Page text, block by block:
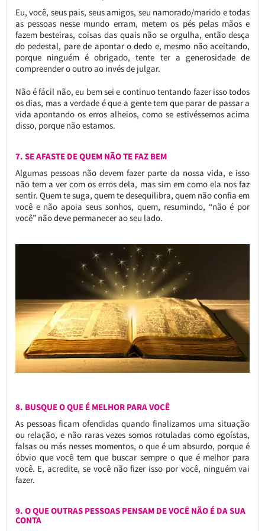
Eu, você, seus pais, seus amigos, seu namorado/marido e todas
as pessoas nesse mundo erram, metem os pés pelas mãos e
fazem besteiras, coisas das quais não se orgulha, então desça
do pedestal, pare de apontar o dedo e, mesmo não aceitando,
porque ninguém é obrigado, tente ter a generosidade de
compreender o outro ao invés de julgar.
Não é fácil não, eu bem sei e continuo tentando fazer isso todos
os dias, mas a verdade é que a gente tem que parar de passar a
vida apontando os erros alheios, como se estivéssemos acima
disso, porque não estamos.
7. SE AFASTE DE QUEM NÃO TE FAZ BEM
Algumas pessoas não devem fazer parte da nossa vida, e isso
não tem a ver com os erros dela, mas sim em como ela nos faz
sentir. Quem te suga, quem te desequilibra, quem não confia em
você e não apoia seus sonhos, quem, resumindo, “não é por
você” não deve permanecer ao seu lado.
8. BUSQUE O QUE É MELHOR PARA VOCÊ
As pessoas ficam ofendidas quando finalizamos uma situação
ou relação, e não raras vezes somos rotuladas como egoístas,
falsas ou más nesses momentos, o que é um absurdo, porque é
óbvio que você tem que buscar sempre o que é melhor para
você. E, acredite, se você não fizer isso por você, ninguém vai
fazer.
9. O QUE OUTRAS PESSOAS PENSAM DE VOCÊ NÃO É DA SUA
CONTA